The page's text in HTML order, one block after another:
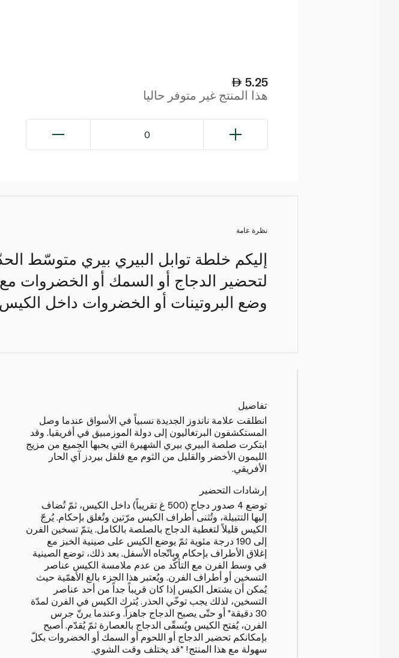
5.25
هذا المنتج غير متوفر حاليا
0
نظرة عامة
إليكم خلطة توابل البيري بيري متوسّط
لتحضير الدجاج أو السمك أو
وضع البروتينات أو الخضروات داخل
تفاصيل
انطلقت علامة ناندوز الجديدة نسبياً في الأسواق عندما وصل
المستكشفون البرتغاليون إلى دولة الموزمبيق في أفريقيا. وقد
ابتكرت صلصة البيري بيري الشهيرة التي يحبها الجميع من مزيج
الليمون الأخضر والقليل من الثوم مع فلفل بيردز آي الحار
الأفريقي.
إرشادات التحضير
توضع 4 صدور دجاج (500 غ تقريباً) داخل الكيس، ثمّ تُضاف
إليها التتبيلة، وتُثنى أطراف الكيس مرّتين وتُغلق بإحكام. يُرجّ
الكيس قليلاً لتغطية الدجاج بالصلصة بالكامل. يتمّ تسخين الفرن
إلى 190 درجة مئوية ثمّ يوضع الكيس على صينية الخبز مع
إغلاق الأطراف بإحكام وباتّجاه الأسفل. بعد ذلك، توضع الصينية
في وسط الفرن مع التأكّد من عدم ملامسة الكيس عناصر
التسخين أو أطراف الفرن. ويُعتبر هذا الجزء بالغ الأهمّية حيث
يُمكن أن يشتعل الكيس إذا كان قريباً جداً من أحد عناصر
التسخين، لذلك يجب توخّي الحذر. يُترك الكيس في الفرن لمدّة
30 دقيقة* أو حتّى يصبح الدجاج جاهزاً. وعندما يرنّ جرس
الفرن، يُفتح الكيس ويُسقّى الدجاج بالعصارة ثمّ يُقدّم. أصبح
بإمكانكم تحضير الدجاج أو اللحوم أو السمك أو الخضروات بكلّ
سهولة مع هذا المنتج! *قد يختلف وقت الشوي.